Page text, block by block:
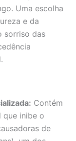
Uma escolha
e da
sorriso das
Contém
que inibe o
de